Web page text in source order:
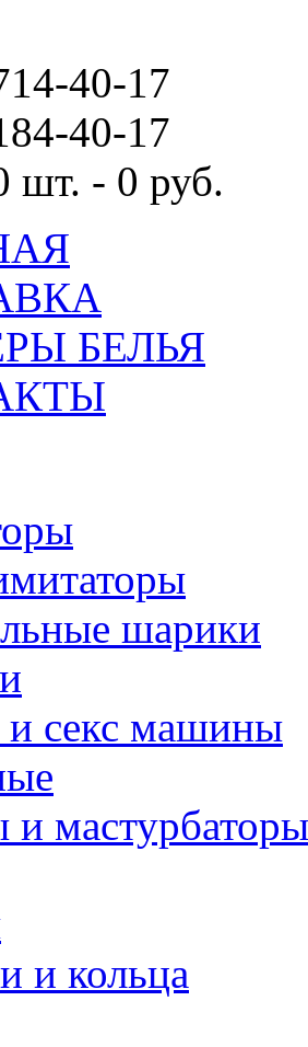
40-17
40-17
шт. - 0 руб.
БЕЛЬЯ
шарики
и секс машины
и мастурбаторы
и кольца